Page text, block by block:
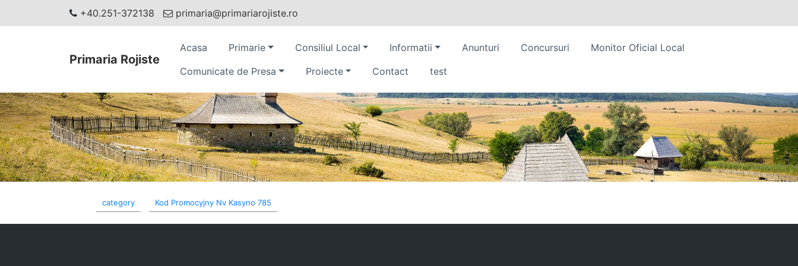
+40.251-372138 primaria@primariarojiste.ro
Primaria Rojiste
Acasa Primarie Consiliul Local Informatii Anunturi Concursuri
Monitor Oficial Local
Comunicate de Presa
Proiecte Contact test
category Kod Promocyjny Nv Kasyno 785